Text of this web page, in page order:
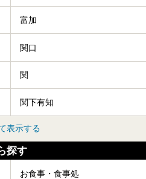
富加
関口
関
関下有知
表示する
探す
お食事・食事処